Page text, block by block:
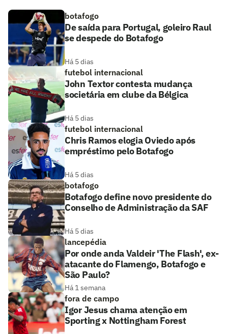
botafogo
De saída para Portugal, goleiro Raul
se despede do Botafogo
Há 5 dias
futebol internacional
John Textor contesta mudança
societária em clube da Bélgica
Há 5 dias
futebol internacional
Chris Ramos elogia Oviedo após
empréstimo pelo Botafogo
Há 5 dias
botafogo
Botafogo define novo presidente do
Conselho de Administração da SAF
Há 5 dias
lancepédia
Por onde anda Valdeir 'The Flash', ex-
atacante do Flamengo, Botafogo e
São Paulo?
Há 1 semana
fora de campo
Igor Jesus chama atenção em
Sporting x Nottingham Forest